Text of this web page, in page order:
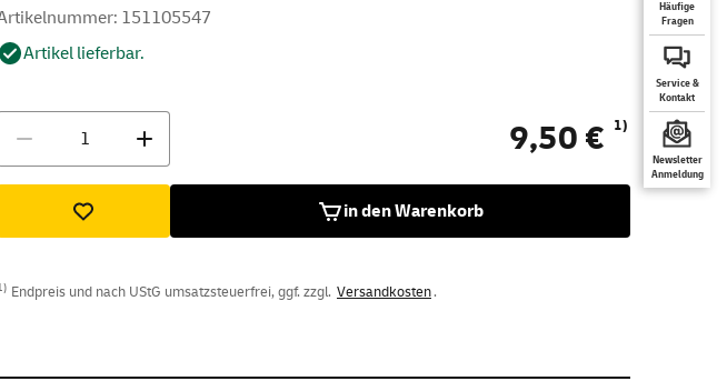
Häufige
Fragen
Service &
Kontakt
Newsletter
Anmeldung
151105547
Artikel lieferbar.
9,50 € 1)
in den Warenkorb
Endpreis und nach UStG umsatzsteuerfrei, ggf. zzgl. Versandkosten.